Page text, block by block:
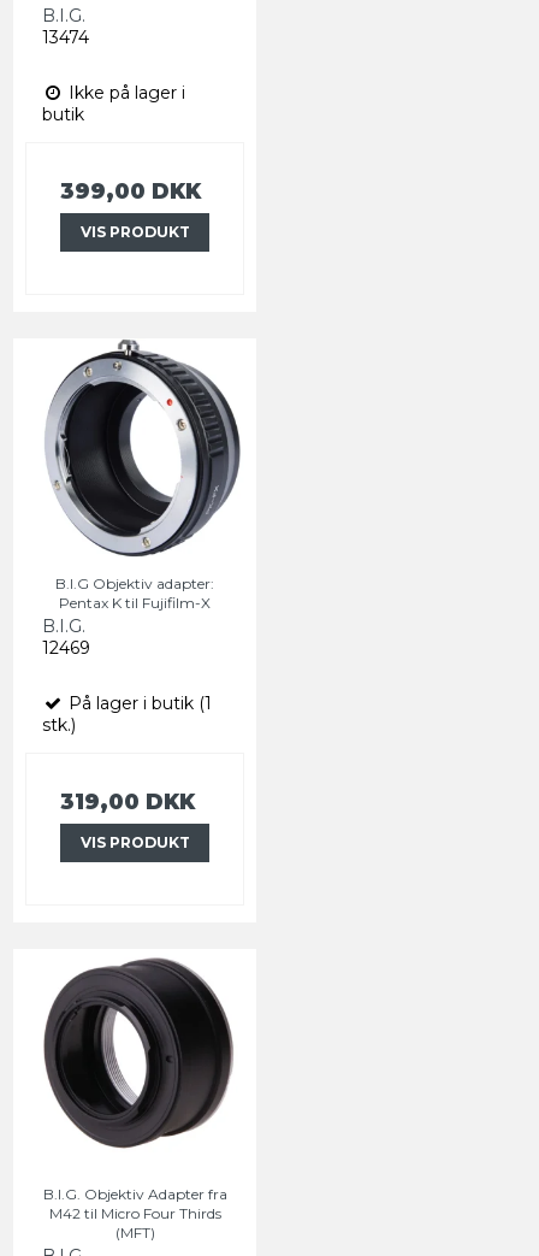
B.I.G.
13474
Ikke på lager i
butik
399,00 DKK
VIS PRODUKT
B.I.G Objektiv adapter:
Pentax K til Fujifilm-X
B.I.G.
12469
På lager i butik (1
stk.)
319,00 DKK
VIS PRODUKT
B.I.G. Objektiv Adapter fra
M42 til Micro Four Thirds
(MFT)